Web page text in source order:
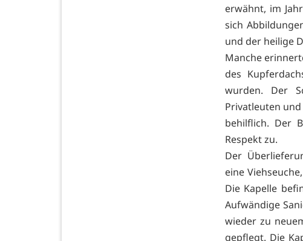
erwähnt, im
sich
und der heilige
Manche
des
wurden. Der
Privatleuten
behilflich. Der
Respekt zu.
Der
eine
Die Kapelle
Aufwändige
wieder zu
gepflegt. Die